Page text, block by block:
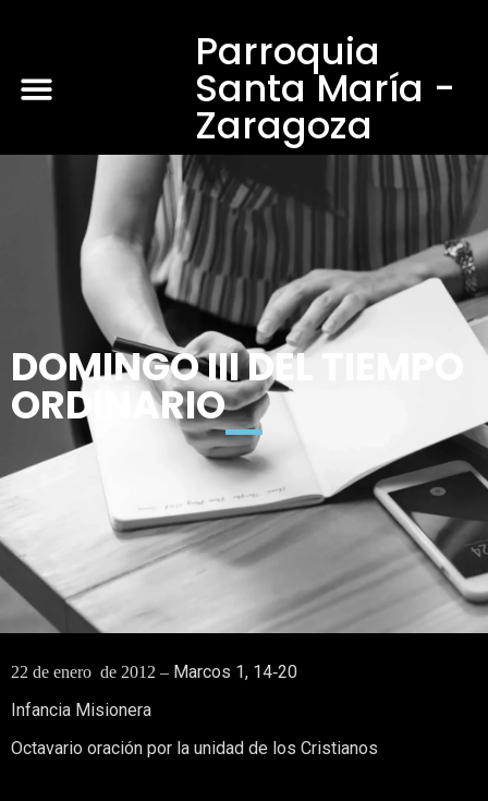
Parroquia
Santa María -
Zaragoza
DOMINGO III DEL TIEMPO
ORDINARIO
22 de enero de 2012 – Marcos 1, 14‑20
Infancia Misionera
Octavario oración por la unidad de los Cristianos